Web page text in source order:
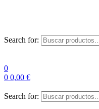
Search for:
0
0 0,00 €
Search for: